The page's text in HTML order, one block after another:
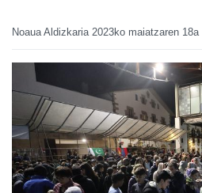
Noaua Aldizkaria 2023ko maiatzaren 18a